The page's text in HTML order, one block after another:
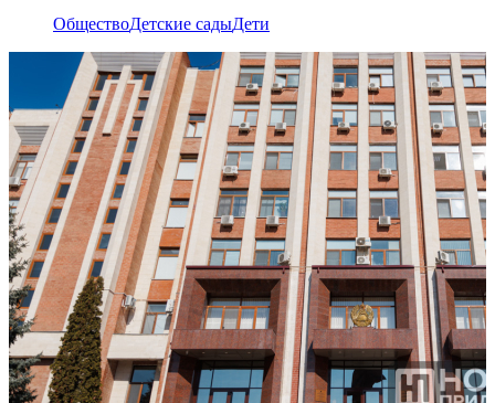
ОбществоДетские садыДети